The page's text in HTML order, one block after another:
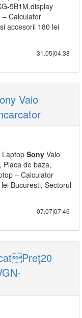
5B1M,display
Calculator
accesorii 180 lei
31.05|04:38
Vaio
Laptop Sony Vaio
Placa de baza,
– Calculator
Bucuresti, Sectorul
07.07|07:46